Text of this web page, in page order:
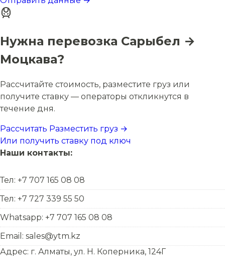
Нужна перевозка Сарыбел →
Моцкава?
Рассчитайте стоимость, разместите груз или
получите ставку — операторы откликнутся в
течение дня.
Рассчитать Разместить груз →
Или получить ставку под ключ
Наши контакты:
Тел: +7 707 165 08 08
Тел: +7 727 339 55 50
Whatsapp: +7 707 165 08 08
Email: sales@ytm.kz
Адрес: г. Алматы, ул. Н. Коперника, 124Г